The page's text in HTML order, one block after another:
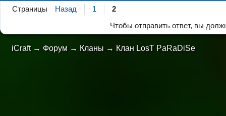
Страницы Назад 1
2
Чтобы отправить ответ, вы
iCraft → Форум → Кланы → Клан LosT PaRaDiSe